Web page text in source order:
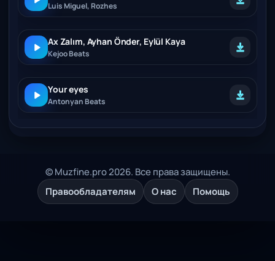
Luis Miguel, Rozhes
Ax Zalım, Ayhan Önder, Eylül Kaya
Kejoo Beats
Your eyes
Antonyan Beats
© Muzfine.pro 2026. Все права защищены.
Правообладателям
О нас Помощь